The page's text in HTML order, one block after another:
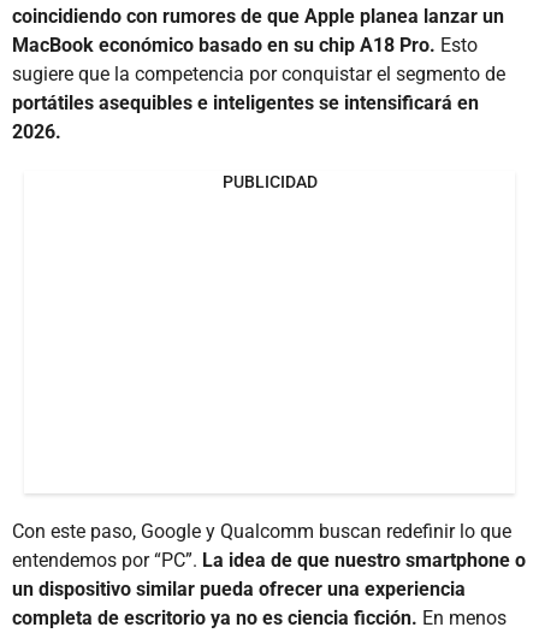
coincidiendo con rumores de que Apple planea lanzar un
MacBook económico basado en su chip A18 Pro. Esto
sugiere que la competencia por conquistar el segmento de
portátiles asequibles e inteligentes se intensificará en
2026.
PUBLICIDAD
Con este paso, Google y Qualcomm buscan redefinir lo que
entendemos por “PC”. La idea de que nuestro smartphone o
un dispositivo similar pueda ofrecer una experiencia
completa de escritorio ya no es ciencia ficción. En menos